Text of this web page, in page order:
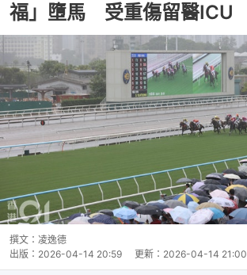
福」墮馬 受重傷留醫ICU
撰文： 凌逸德
出版： 2026-04-14 20:59 更新： 2026-04-14 21:00